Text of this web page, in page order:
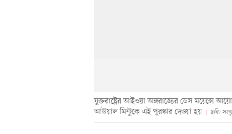
যুক্তরাষ্ট্রের আইওয়া অঙ্গরাজ্যের ডেস ময়েন্সে
আউয়াল মিন্টুকে এই পুরস্কার দেওয়া হয়
ছবি: